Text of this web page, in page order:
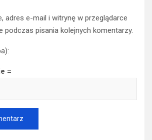
adres e-mail i witrynę w przeglądarce
podczas pisania kolejnych komentarzy.
=